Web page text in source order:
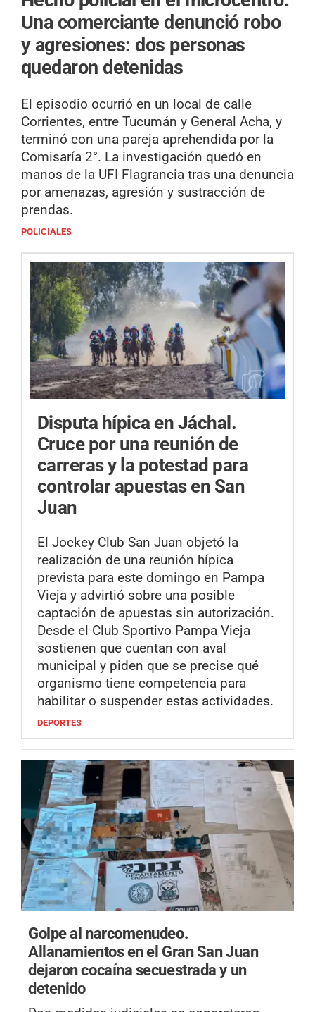
Una comerciante denunció robo
y agresiones: dos personas
quedaron detenidas
El episodio ocurrió en un local de calle
Corrientes, entre Tucumán y General Acha, y
terminó con una pareja aprehendida por la
Comisaría 2°. La investigación quedó en
manos de la UFI Flagrancia tras una denuncia
por amenazas, agresión y sustracción de
prendas.
POLICIALES
Disputa hípica en Jáchal.
Cruce por una reunión de
carreras y la potestad para
controlar apuestas en San
Juan
El Jockey Club San Juan objetó la
realización de una reunión hípica
prevista para este domingo en Pampa
Vieja y advirtió sobre una posible
captación de apuestas sin autorización.
Desde el Club Sportivo Pampa Vieja
sostienen que cuentan con aval
municipal y piden que se precise qué
organismo tiene competencia para
habilitar o suspender estas actividades.
DEPORTES
Golpe al narcomenudeo.
Allanamientos en el Gran San Juan
dejaron cocaína secuestrada y un
detenido